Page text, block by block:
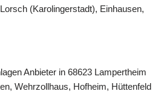
(Karolingerstadt), Einhausen,
Anbieter in 68623 Lampertheim
Wehrzollhaus, Hofheim, Hüttenfeld